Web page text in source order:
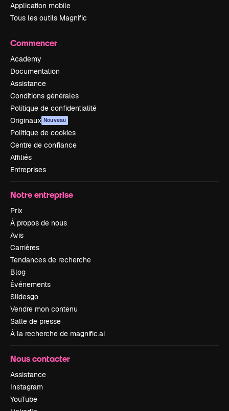
Application mobile
Tous les outils Magnific
Commencer
Academy
Documentation
Assistance
Conditions générales
Politique de confidentialité
Originaux Nouveau
Politique de cookies
Centre de confiance
Affiliés
Entreprises
Notre entreprise
Prix
À propos de nous
Avis
Carrières
Tendances de recherche
Blog
Événements
Slidesgo
Vendre mon contenu
Salle de presse
À la recherche de magnific.ai
Nous contacter
Assistance
Instagram
YouTube